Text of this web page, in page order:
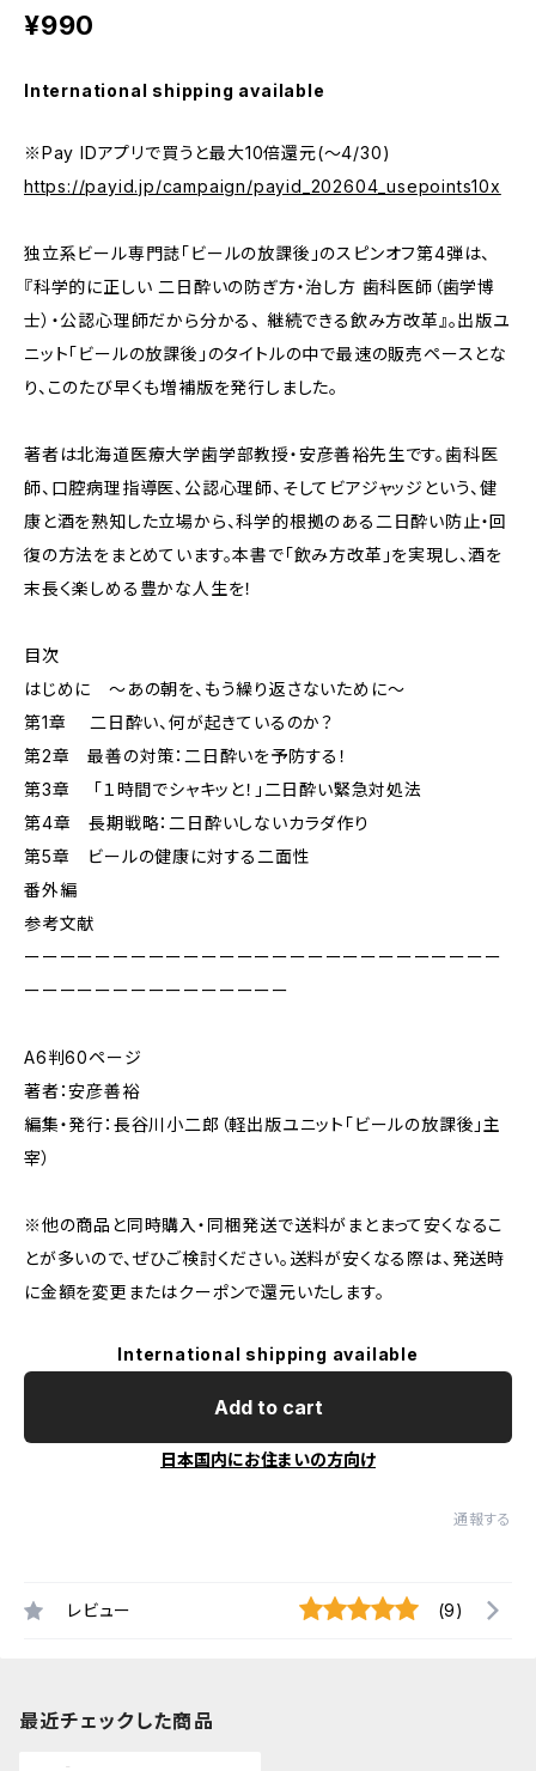
¥990
International shipping available
※Pay IDアプリで買うと最大10倍還元(〜4/30)
https://payid.jp/campaign/payid_202604_usepoints10x
独立系ビール専門誌「ビールの放課後」のスピンオフ第4弾は、
『科学的に正しい 二日酔いの防ぎ方・治し方 歯科医師（歯学博
士）・公認心理師だから分かる、 継続できる飲み方改革』。出版ユ
ニット「ビールの放課後」のタイトルの中で最速の販売ペースとな
り、このたび早くも増補版を発行しました。
著者は北海道医療大学歯学部教授・安彦善裕先生です。歯科医
師、口腔病理指導医、公認心理師、そしてビアジャッジという、健
康と酒を熟知した立場から、科学的根拠のある二日酔い防止・回
復の方法をまとめています。本書で「飲み方改革」を実現し、酒を
末長く楽しめる豊かな人生を！
目次
はじめに 〜あの朝を、もう繰り返さないために〜
第1章 二日酔い、何が起きているのか？
第2章 最善の対策：二日酔いを予防する！
第3章 「１時間でシャキッと！」二日酔い緊急対処法
第4章 長期戦略：二日酔いしないカラダ作り
第5章 ビールの健康に対する二面性
番外編
参考文献
ーーーーーーーーーーーーーーーーーーーーーーーーーーー
ーーーーーーーーーーーーーーー
A6判60ページ
著者：安彦善裕
編集・発行：長谷川小二郎（軽出版ユニット「ビールの放課後」主
宰）
※他の商品と同時購入・同梱発送で送料がまとまって安くなるこ
とが多いので、ぜひご検討ください。送料が安くなる際は、発送時
に金額を変更またはクーポンで還元いたします。
International shipping available
Add to cart
日本国内にお住まいの方向け
通報する
レビュー (9)
最近チェックした商品